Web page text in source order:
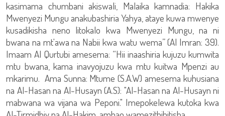
kasimama chumbani akiswali, Malaika kamnadia: Hakika
Mwenyezi Mungu anakubashiria Yahya, ataye kuwa mwenye
kusadikisha neno litokalo kwa Mwenyezi Mungu, na ni
bwana na mt'awa na Nabii kwa watu wema” (Al Imran: 39).
Imaam Al Qurtubi amesema: “Hii inaashiria kujuzu kumwita
mtu bwana, kama inavyojuzu kwa mtu kuitwa Mpenzi au
mkarimu. Ama Sunna: Mtume (S.A.W) amesema kuhusiana
na Al-Hasan na Al-Husayn (A.S): "Al-Hasan na Al-Husayn ni
mabwana wa vijana wa Peponi." Imepokelewa kutoka kwa